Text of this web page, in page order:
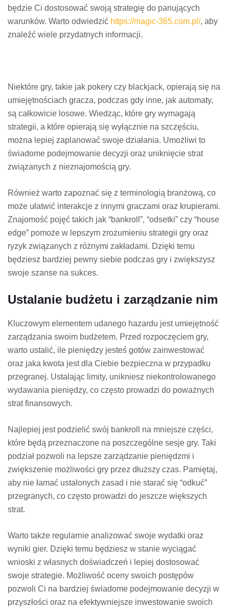
będzie Ci dostosować swoją strategię do panujących
warunków. Warto odwiedzić https://magic-365.com.pl/, aby
znaleźć wiele przydatnych informacji.
Niektóre gry, takie jak pokery czy blackjack, opierają się na
umiejętnościach gracza, podczas gdy inne, jak automaty,
są całkowicie losowe. Wiedząc, które gry wymagają
strategii, a które opierają się wyłącznie na szczęściu,
można lepiej zaplanować swoje działania. Umożliwi to
świadome podejmowanie decyzji oraz uniknięcie strat
związanych z nieznajomością gry.
Również warto zapoznać się z terminologią branżową, co
może ułatwić interakcje z innymi graczami oraz krupierami.
Znajomość pojęć takich jak “bankroll”, “odsetki” czy “house
edge” pomoże w lepszym zrozumieniu strategii gry oraz
ryzyk związanych z różnymi zakładami. Dzięki temu
będziesz bardziej pewny siebie podczas gry i zwiększysz
swoje szanse na sukces.
Ustalanie budżetu i zarządzanie nim
Kluczowym elementem udanego hazardu jest umiejętność
zarządzania swoim budżetem. Przed rozpoczęciem gry,
warto ustalić, ile pieniędzy jesteś gotów zainwestować
oraz jaka kwota jest dla Ciebie bezpieczna w przypadku
przegranej. Ustalając limity, unikniesz niekontrolowanego
wydawania pieniędzy, co często prowadzi do poważnych
strat finansowych.
Najlepiej jest podzielić swój bankroll na mniejsze części,
które będą przeznaczone na poszczególne sesje gry. Taki
podział pozwoli na lepsze zarządzanie pieniędzmi i
zwiększenie możliwości gry przez dłuższy czas. Pamiętaj,
aby nie łamać ustalonych zasad i nie starać się “odkuć”
przegranych, co często prowadzi do jeszcze większych
strat.
Warto także regularnie analizować swoje wydatki oraz
wyniki gier. Dzięki temu będziesz w stanie wyciągać
wnioski z własnych doświadczeń i lepiej dostosować
swoje strategie. Możliwość oceny swoich postępów
pozwoli Ci na bardziej świadome podejmowanie decyzji w
przyszłości oraz na efektywniejsze inwestowanie swoich